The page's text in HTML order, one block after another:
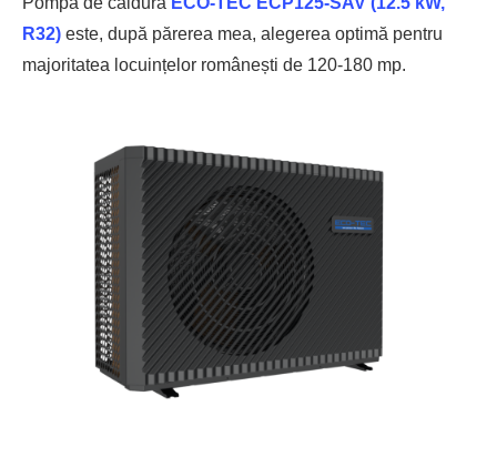
R32) este, după părerea mea, alegerea optimă pentru
majoritatea locuințelor românești de 120-180 mp.